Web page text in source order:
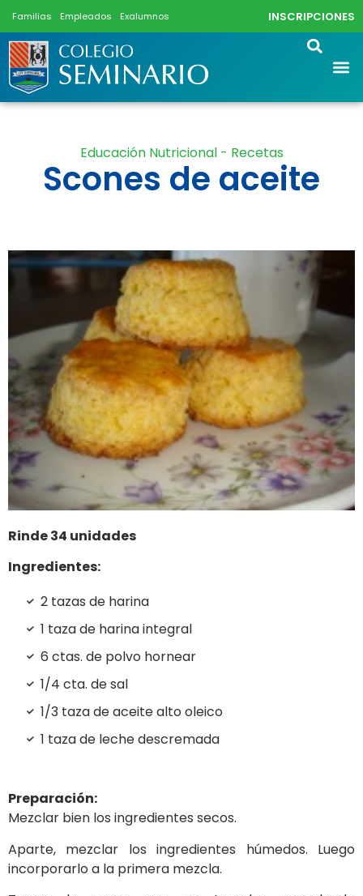
Familias Empleados Exalumnos INSCRIPCIONES
Educación Nutricional - Recetas
Scones de aceite
Rinde 34 unidades
Ingredientes:
2 tazas de harina
1 taza de harina integral
6 ctas. de polvo hornear
1/4 cta. de sal
1/3 taza de aceite alto oleico
1 taza de leche descremada
Preparación:
Mezclar bien los ingredientes secos.
Aparte, mezclar los ingredientes húmedos. Luego
incorporarlo a la primera mezcla.